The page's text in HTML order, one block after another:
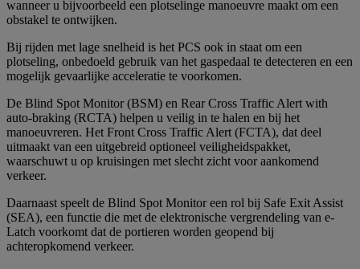
wanneer u bijvoorbeeld een plotselinge manoeuvre maakt om een
obstakel te ontwijken.
Bij rijden met lage snelheid is het PCS ook in staat om een
plotseling, onbedoeld gebruik van het gaspedaal te detecteren en een
mogelijk gevaarlijke acceleratie te voorkomen.
De Blind Spot Monitor (BSM) en Rear Cross Traffic Alert with
auto-braking (RCTA) helpen u veilig in te halen en bij het
manoeuvreren. Het Front Cross Traffic Alert (FCTA), dat deel
uitmaakt van een uitgebreid optioneel veiligheidspakket,
waarschuwt u op kruisingen met slecht zicht voor aankomend
verkeer.
Daarnaast speelt de Blind Spot Monitor een rol bij Safe Exit Assist
(SEA), een functie die met de elektronische vergrendeling van e-
Latch voorkomt dat de portieren worden geopend bij
achteropkomend verkeer.